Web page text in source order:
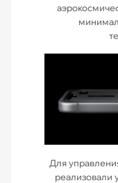
Для
реализовали